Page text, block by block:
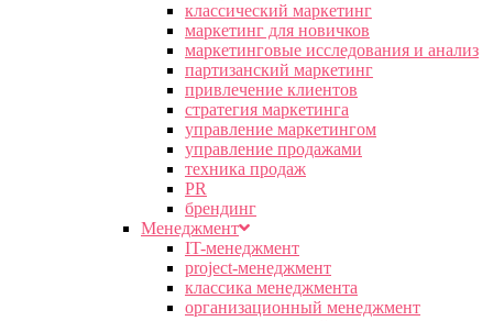
классический маркетинг
маркетинг для новичков
маркетинговые исследования и анализ
партизанский маркетинг
привлечение клиентов
стратегия маркетинга
управление маркетингом
управление продажами
техника продаж
PR
брендинг
Менеджмент
IT-менеджмент
project-менеджмент
классика менеджмента
организационный менеджмент